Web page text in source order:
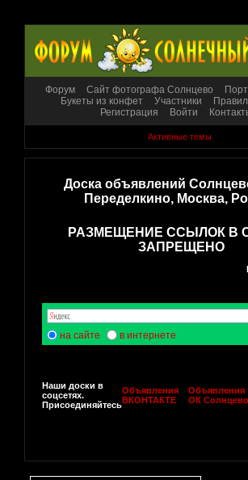
Форум Сайт фотографа Солнцево
Букеты из конфет
Участники
Регистрация
Войти
Активные темы
Доска объявлений
Переделкино, Москва,
РАЗМЕЩЕНИЕ ССЫЛОК В
ЗАПРЕЩЕНО
на сайте в интернете
Наши доски в
соцсетях.
Присоединяйтесь
Объявления
ВКОНТАКТЕ
Объявления
ОК Солнцево